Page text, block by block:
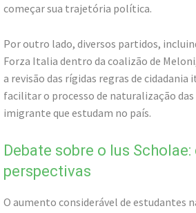
começar sua trajetória política.
Por outro lado, diversos partidos,
Forza Italia dentro da coalizão de
a revisão das rígidas regras de cidadania
facilitar o processo de naturalização
imigrante que estudam no país.
Debate sobre o Ius
perspectivas
O aumento considerável de estudantes